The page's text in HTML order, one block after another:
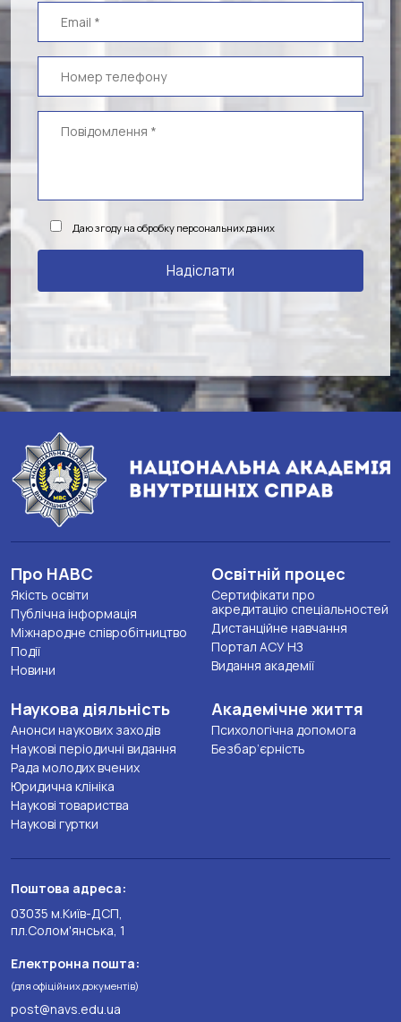
Даю згоду на обробку персональних даних
Про НАВС
Якість освіти
Публічна інформація
Міжнародне співробітництво
Події
Новини
Освітній процес
Сертифікати про
акредитацію спеціальностей
Дистанційне навчання
Портал АСУ НЗ
Видання академії
Наукова діяльність
Анонси наукових заходів
Наукові періодичні видання
Рада молодих вчених
Юридична клініка
Наукові товариства
Наукові гуртки
Академічне життя
Психологічна допомога
Безбар’єрність
Поштова адреса:
03035 м.Київ-ДСП,
пл.Солом'янська, 1
Електронна пошта:
(для офіційних документів)
post@navs.edu.ua